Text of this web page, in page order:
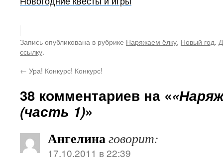
Запись опубликована в рубрике Наряжаем ёлку, Новый год.
ссылку.
← Ура! Конкурс! Конкурс!
38 комментариев на «
(часть 1)»
Ангелинаговорит:
17.10.2011 в 22:39